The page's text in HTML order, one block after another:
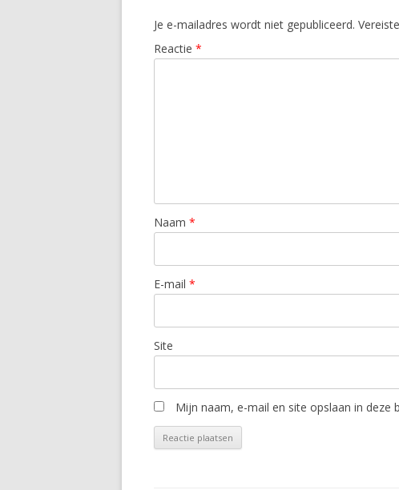
Je e-mailadres wordt niet gepubliceerd.
Reactie *
Naam *
E-mail *
Site
Mijn naam, e-mail en site opslaan in deze